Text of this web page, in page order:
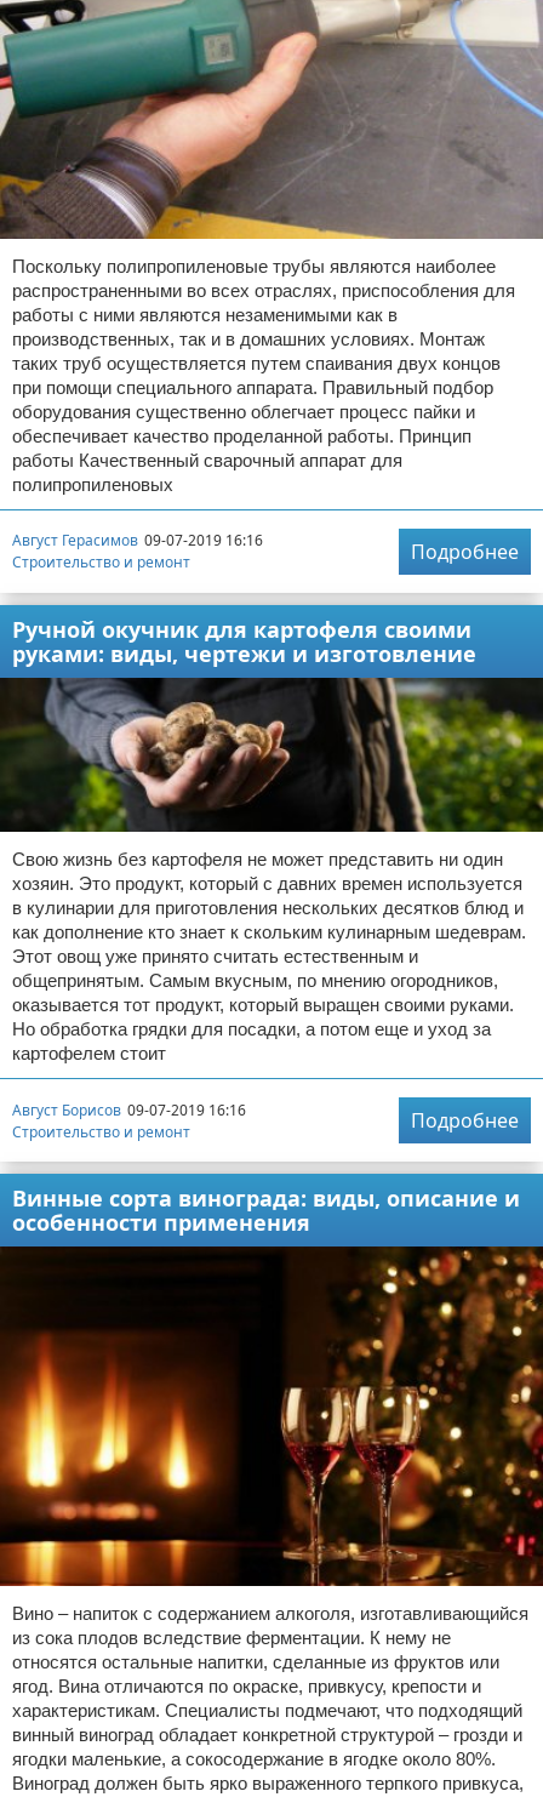
Поскольку полипропиленовые трубы являются наиболее
распространенными во всех отраслях, приспособления для
работы с ними являются незаменимыми как в
производственных, так и в домашних условиях. Монтаж
таких труб осуществляется путем спаивания двух концов
при помощи специального аппарата. Правильный подбор
оборудования существенно облегчает процесс пайки и
обеспечивает качество проделанной работы. Принцип
работы Качественный сварочный аппарат для
полипропиленовых
Август Герасимов 09-07-2019 16:16
Строительство и ремонт
Подробнее
Ручной окучник для картофеля своими
руками: виды, чертежи и изготовление
Свою жизнь без картофеля не может представить ни один
хозяин. Это продукт, который с давних времен используется
в кулинарии для приготовления нескольких десятков блюд и
как дополнение кто знает к скольким кулинарным шедеврам.
Этот овощ уже принято считать естественным и
общепринятым. Самым вкусным, по мнению огородников,
оказывается тот продукт, который выращен своими руками.
Но обработка грядки для посадки, а потом еще и уход за
картофелем стоит
Август Борисов 09-07-2019 16:16
Строительство и ремонт
Подробнее
Винные сорта винограда: виды, описание и
особенности применения
Вино – напиток с содержанием алкоголя, изготавливающийся
из сока плодов вследствие ферментации. К нему не
относятся остальные напитки, сделанные из фруктов или
ягод. Вина отличаются по окраске, привкусу, крепости и
характеристикам. Специалисты подмечают, что подходящий
винный виноград обладает конкретной структурой – грозди и
ягодки маленькие, а сокосодержание в ягодке около 80%.
Виноград должен быть ярко выраженного терпкого привкуса,